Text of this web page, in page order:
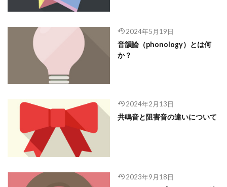
2024年5月19日
音韻論（phonology）とは何
か？
2024年2月13日
共鳴音と阻害音の違いについて
2023年9月18日